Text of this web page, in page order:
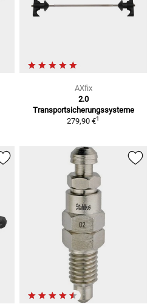
AXfix
2.0
Transportsicherungssysteme
279,90 €1